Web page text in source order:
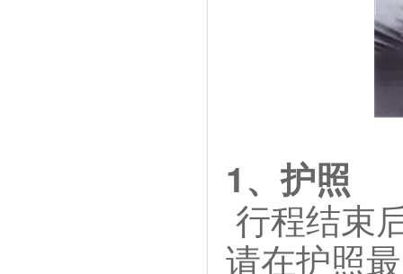
1、护照
行程结束
请在护照